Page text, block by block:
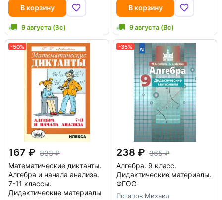
В корзину
9 августа (Вс)
В корзину
9 августа (Вс)
-50%
167
333
Математические диктанты.
Алгебра и начала анализа.
7-11 классы.
Дидактические материалы
-35%
238
365
Алгебра. 9 класс.
Дидактические материалы.
ФГОС
Потапов Михаил